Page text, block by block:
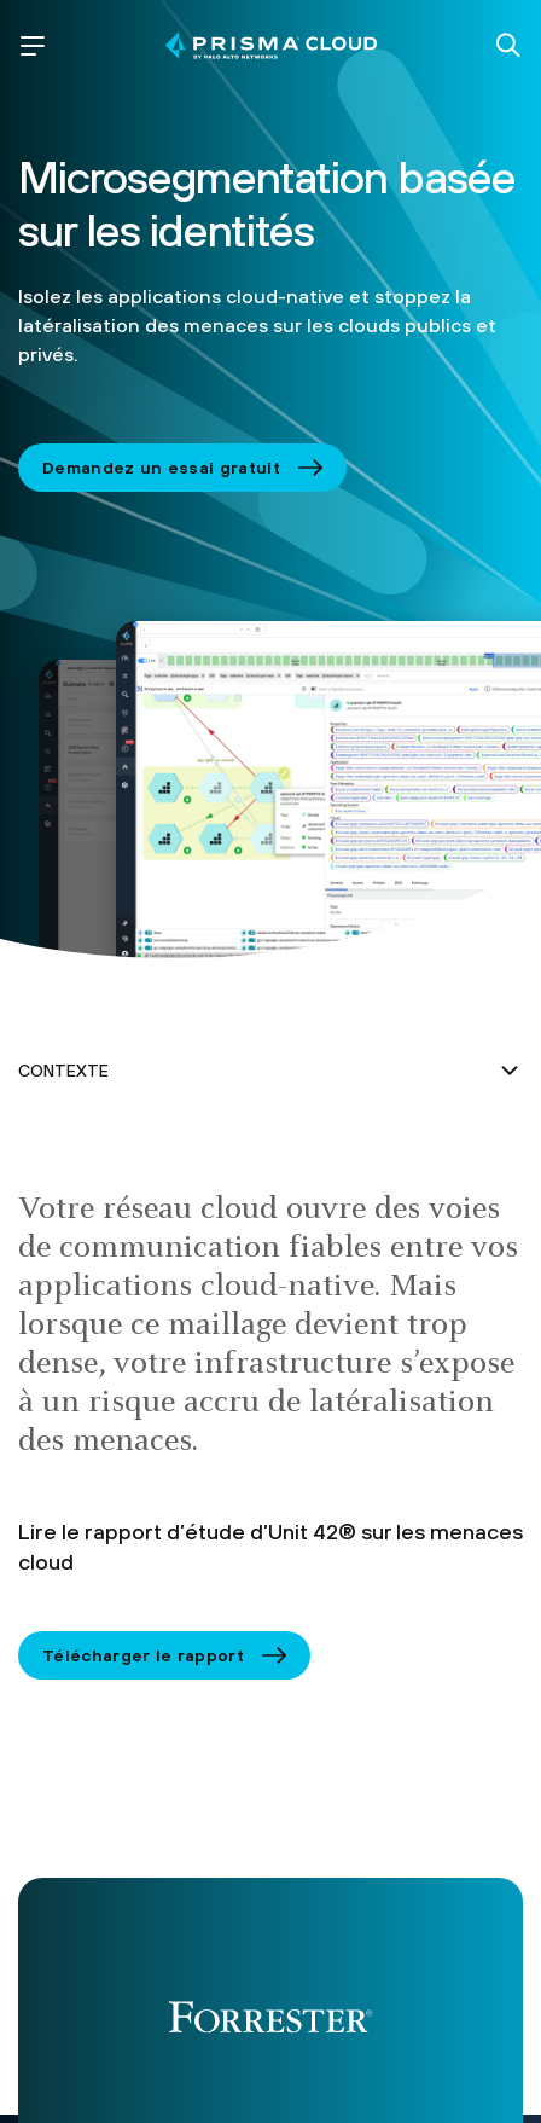
Microsegmentation basée
sur les identités
Isolez les applications cloud-native et stoppez la
latéralisation des menaces sur les clouds publics et
privés.
Demandez un essai gratuit
Votre réseau cloud ouvre des voies
de communication fiables entre vos
applications cloud-native. Mais
lorsque ce maillage devient trop
dense, votre infrastructure s’expose
à un risque accru de latéralisation
des menaces.
Lire le rapport d’étude d’Unit 42® sur les menaces
cloud
Télécharger le rapport